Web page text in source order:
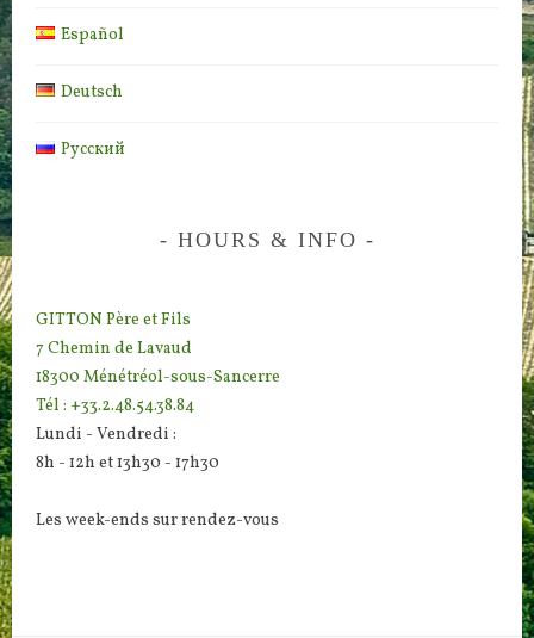
Español
Deutsch
Русский
HOURS & INFO
GITTON Père et Fils
7 Chemin de Lavaud
18300 Ménétréol-sous-Sancerre
Tél : +33.2.48.54.38.84
Lundi - Vendredi :
8h - 12h et 13h30 - 17h30
Les week-ends sur rendez-vous